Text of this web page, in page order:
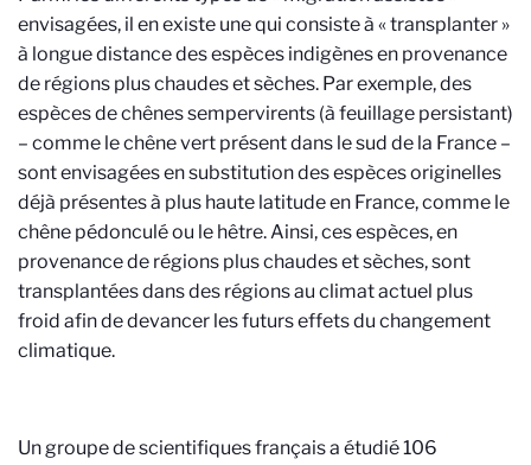
envisagées, il en existe une qui consiste à « transplanter »
à longue distance des espèces indigènes en provenance
de régions plus chaudes et sèches. Par exemple, des
espèces de chênes sempervirents (à feuillage persistant)
– comme le chêne vert présent dans le sud de la France –
sont envisagées en substitution des espèces originelles
déjà présentes à plus haute latitude en France, comme le
chêne pédonculé ou le hêtre. Ainsi, ces espèces, en
provenance de régions plus chaudes et sèches, sont
transplantées dans des régions au climat actuel plus
froid afin de devancer les futurs effets du changement
climatique.
Un groupe de scientifiques français a étudié 106